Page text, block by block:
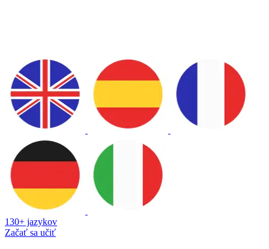
130+ jazykov
Začať sa učiť